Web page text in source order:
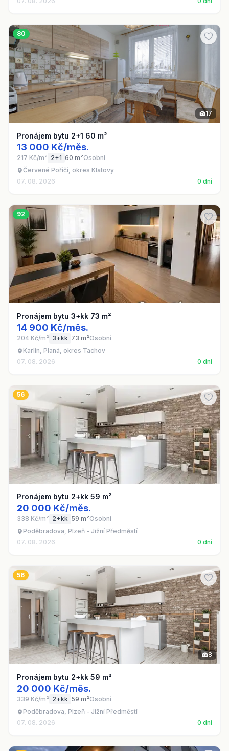
80
17
Pronájem bytu 2+1 60 m²
13 000 Kč/měs.
217 Kč/m² 2+1 60 m²Osobní
Červené Poříčí, okres Klatovy
07. 08. 2026
0 dní
92
Pronájem bytu 3+kk 73 m²
14 900 Kč/měs.
204 Kč/m² 3+kk 73 m²Osobní
Karlín, Planá, okres Tachov
07. 08. 2026
0 dní
56
Pronájem bytu 2+kk 59 m²
20 000 Kč/měs.
338 Kč/m² 2+kk 59 m²Osobní
Poděbradova, Plzeň - Jižní Předměstí
07. 08. 2026
0 dní
56
8
Pronájem bytu 2+kk 59 m²
20 000 Kč/měs.
339 Kč/m² 2+kk 59 m²Osobní
Poděbradova, Plzeň - Jižní Předměstí
07. 08. 2026
0 dní